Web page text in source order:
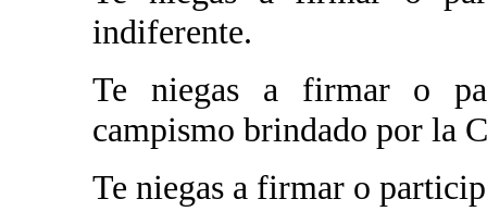
indiferente.
Te niegas a firmar o
campismo brindado por la
Te niegas a firmar o